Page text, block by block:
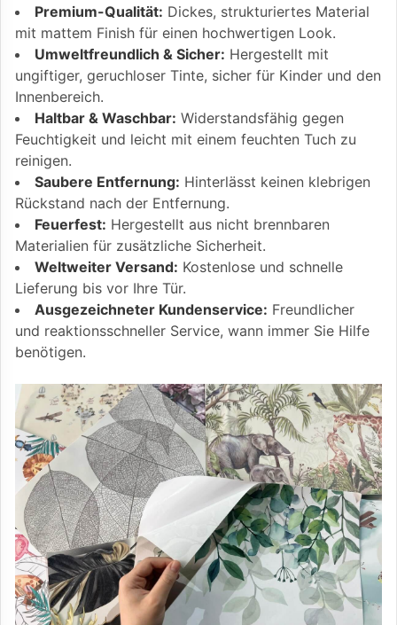
Premium-Qualität: Dickes, strukturiertes Material
mit mattem Finish für einen hochwertigen Look.
Umweltfreundlich & Sicher: Hergestellt mit
ungiftiger, geruchloser Tinte, sicher für Kinder und den
Innenbereich.
Haltbar & Waschbar: Widerstandsfähig gegen
Feuchtigkeit und leicht mit einem feuchten Tuch zu
reinigen.
Saubere Entfernung: Hinterlässt keinen klebrigen
Rückstand nach der Entfernung.
Feuerfest: Hergestellt aus nicht brennbaren
Materialien für zusätzliche Sicherheit.
Weltweiter Versand: Kostenlose und schnelle
Lieferung bis vor Ihre Tür.
Ausgezeichneter Kundenservice: Freundlicher
und reaktionsschneller Service, wann immer Sie Hilfe
benötigen.